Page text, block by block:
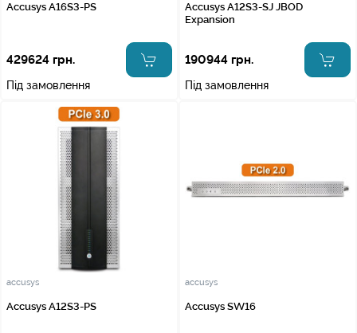
Accusys A16S3-PS
429624 грн.
Під замовлення
Accusys A12S3-SJ JBOD
Expansion
190944 грн.
Під замовлення
accusys
Accusys A12S3-PS
accusys
Accusys SW16